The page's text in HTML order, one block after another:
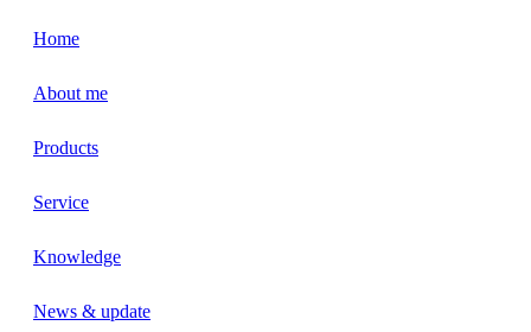
Home
About me
Products
Service
Knowledge
News & update